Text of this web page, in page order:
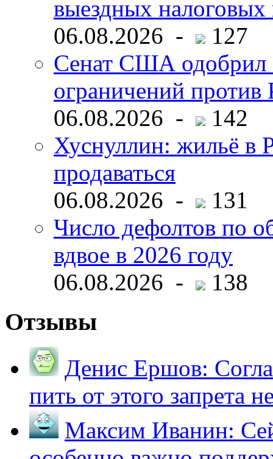
выездных налоговых
06.08.2026 -
127
Сенат США одобрил
ограничений
06.08.2026 -
142
Хуснуллин: жильё в
продаваться
06.08.2026 -
131
Число дефолтов по
вдвое в 2026 году
06.08.2026 -
138
Отзывы
Денис Ершов:
пить от этого запрета
Максим Иванин: